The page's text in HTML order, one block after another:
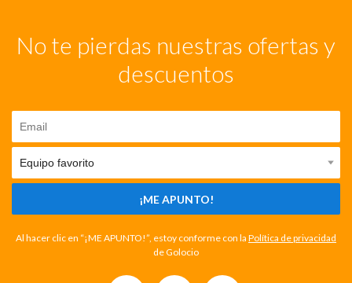
No te pierdas nuestras ofertas y
descuentos
¡ME APUNTO!
Al hacer clic en “¡ME APUNTO!”, estoy conforme con la Política de privacidad
de Golocio